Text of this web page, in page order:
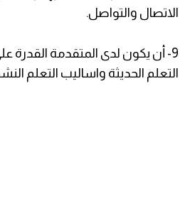
الاتصال والتواصل.
9- أن يكون لدى المتقدمة القدرة
التعلم الحديثة واساليب التعلم